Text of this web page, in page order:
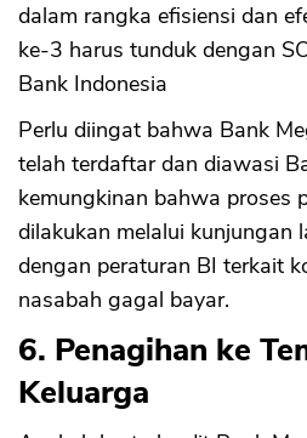
dalam rangka efisiensi dan
ke-3 harus tunduk dengan
Bank Indonesia
Perlu diingat bahwa Bank
telah terdaftar dan diawasi
kemungkinan bahwa proses
dilakukan melalui kunjungan
dengan peraturan BI terkait
nasabah gagal bayar.
6. Penagihan ke
Keluarga